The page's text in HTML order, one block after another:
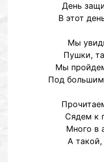
День
В этот
Мы
Пушки,
Мы
Под
Сядем к
Много в
А такой,